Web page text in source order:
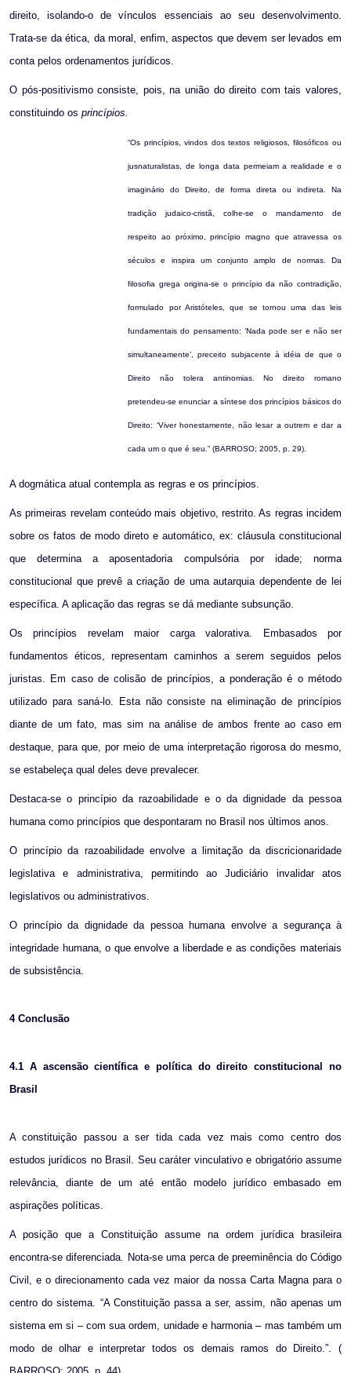
direito, isolando-o de vínculos essenciais ao seu desenvolvimento.
Trata-se da ética, da moral, enfim, aspectos que devem ser levados em
conta pelos ordenamentos jurídicos.
O pós-positivismo consiste, pois, na união do direito com tais valores,
constituindo os princípios.
“Os princípios, vindos dos textos religiosos, filosóficos ou
jusnaturalistas, de longa data permeiam a realidade e o
imaginário do Direito, de forma direta ou indireta. Na
tradição judaico-cristã, colhe-se o mandamento de
respeito ao próximo, princípio magno que atravessa os
séculos e inspira um conjunto amplo de normas. Da
filosofia grega origina-se o princípio da não contradição,
formulado por Aristóteles, que se tornou uma das leis
fundamentais do pensamento: ‘Nada pode ser e não ser
simultaneamente’, preceito subjacente à idéia de que o
Direito não tolera antinomias. No direito romano
pretendeu-se enunciar a síntese dos princípios básicos do
Direito: ‘Viver honestamente, não lesar a outrem e dar a
cada um o que é seu.” (BARROSO; 2005, p. 29).
A dogmática atual contempla as regras e os princípios.
As primeiras revelam conteúdo mais objetivo, restrito. As regras incidem
sobre os fatos de modo direto e automático, ex: cláusula constitucional
que determina a aposentadoria compulsória por idade; norma
constitucional que prevê a criação de uma autarquia dependente de lei
específica. A aplicação das regras se dá mediante subsunção.
Os princípios revelam maior carga valorativa. Embasados por
fundamentos éticos, representam caminhos a serem seguidos pelos
juristas. Em caso de colisão de princípios, a ponderação é o método
utilizado para saná-lo. Esta não consiste na eliminação de princípios
diante de um fato, mas sim na análise de ambos frente ao caso em
destaque, para que, por meio de uma interpretação rigorosa do mesmo,
se estabeleça qual deles deve prevalecer.
Destaca-se o princípio da razoabilidade e o da dignidade da pessoa
humana como princípios que despontaram no Brasil nos últimos anos.
O princípio da razoabilidade envolve a limitação da discricionaridade
legislativa e administrativa, permitindo ao Judiciário invalidar atos
legislativos ou administrativos.
O princípio da dignidade da pessoa humana envolve a segurança à
integridade humana, o que envolve a liberdade e as condições materiais
de subsistência.
4 Conclusão
4.1 A ascensão científica e política do direito constitucional no
Brasil
A constituição passou a ser tida cada vez mais como centro dos
estudos jurídicos no Brasil. Seu caráter vinculativo e obrigatório assume
relevância, diante de um até então modelo jurídico embasado em
aspirações políticas.
A posição que a Constituição assume na ordem jurídica brasileira
encontra-se diferenciada. Nota-se uma perca de preeminência do Código
Civil, e o direcionamento cada vez maior da nossa Carta Magna para o
centro do sistema. “A Constituição passa a ser, assim, não apenas um
sistema em si – com sua ordem, unidade e harmonia – mas também um
modo de olhar e interpretar todos os demais ramos do Direito.”. (